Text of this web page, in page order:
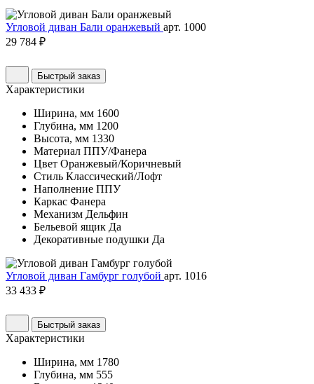
Угловой диван Бали оранжевый арт. 1000
29 784 ₽
Быстрый заказ
Характеристики
Ширина, мм 1600
Глубина, мм 1200
Высота, мм 1330
Материал ППУ/Фанера
Цвет Оранжевый/Коричневый
Стиль Классический/Лофт
Наполнение ППУ
Каркас Фанера
Механизм Дельфин
Бельевой ящик Да
Декоративные подушки Да
Угловой диван Гамбург голубой арт. 1016
33 433 ₽
Быстрый заказ
Характеристики
Ширина, мм 1780
Глубина, мм 555